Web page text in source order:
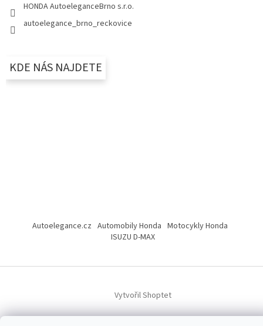
HONDA AutoeleganceBrno s.r.o.
autoelegance_brno_reckovice
KDE NÁS NAJDETE
Autoelegance.cz Automobily Honda Motocykly Honda
ISUZU D-MAX
Vytvořil Shoptet